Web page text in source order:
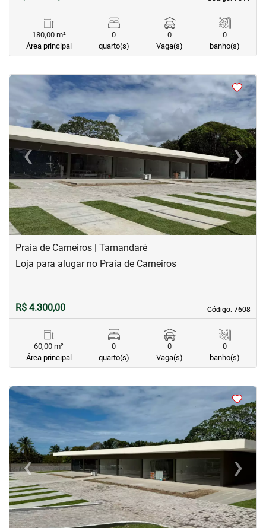
180,00 m²
Área principal
0
quarto(s)
0
Vaga(s)
0
banho(s)
<
‹Previous ›Next
Praia de Carneiros | Tamandaré
Código. 7608
Código. 7608
Loja para alugar no Praia de Carneiros
R$ 4.300,00
60,00 m²
Área principal
0
quarto(s)
0
Vaga(s)
0
banho(s)
<<<<
‹Previous ›Next